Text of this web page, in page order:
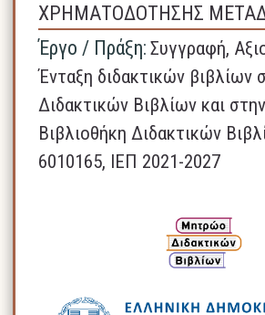
ΧΡΗΜΑΤΟΔΟΤΗΣΗΣ
Έργο / Πράξη: Συγγραφή,
Ένταξη διδακτικών
Διδακτικών Βιβλίων και
Βιβλιοθήκη Διδακτικών
6010165, ΙΕΠ 2021-2027